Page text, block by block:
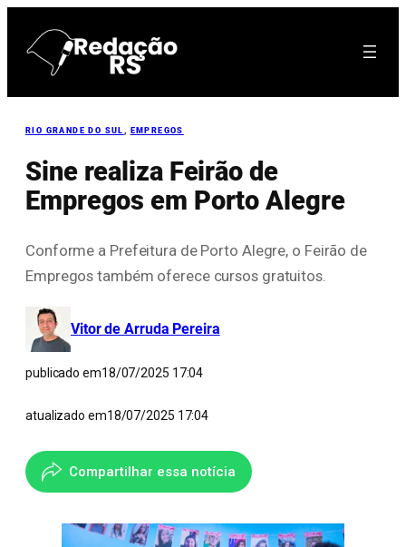
para
RIO GRANDE DO SUL , EMPREGOS
Sine realiza Feirão de
Empregos em Porto Alegre
Conforme a Prefeitura de Porto Alegre, o Feirão de
Empregos também oferece cursos gratuitos.
Vitor de Arruda Pereira
publicado em18/07/2025 17:04
atualizado em18/07/2025 17:04
Compartilhar essa notícia